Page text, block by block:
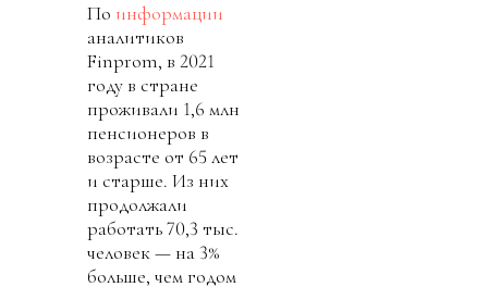
По информации
аналитиков
Finprom, в 2021
году в стране
проживали 1,6 млн
пенсионеров в
возрасте от 65 лет
и старше. Из них
продолжали
работать 70,3 тыс.
человек — на 3%
больше, чем годом